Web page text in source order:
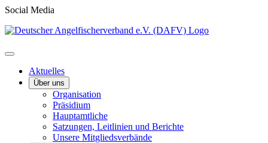
Social Media
Aktuelles
Über uns
Organisation
Präsidium
Hauptamtliche
Satzungen, Leitlinien und Berichte
Unsere Mitgliedsverbände